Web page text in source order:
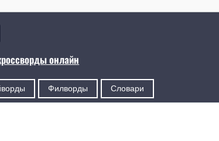
онлайн
Филворды Словари